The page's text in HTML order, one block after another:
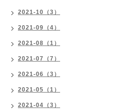
2021-10（3）
2021-09（4）
2021-08（1）
2021-07（7）
2021-06（3）
2021-05（1）
2021-04（3）